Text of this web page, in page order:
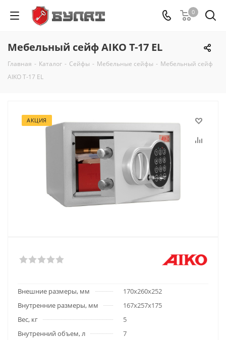
0
Мебельный сейф AIKO Т-17 EL
Главная - Каталог - Сейфы - Мебельные сейфы - Мебельный сейф
AIKO Т-17 EL
АКЦИЯ
Внешние размеры, мм
170х260х252
Внутренние размеры, мм
167х257х175
Вес, кг
5
Внутренний объем, л
7